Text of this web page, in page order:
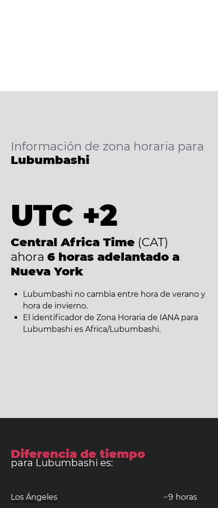
Información de zona horaria para
Lubumbashi
UTC +2
Central Africa Time (CAT)
ahora 6 horas adelantado a
Nueva York
Lubumbashi no cambia entre hora de verano y
hora de invierno.
El identificador de Zona Horaria de IANA para
Lubumbashi es Africa/Lubumbashi.
Diferencia de tiempo
para Lubumbashi es:
Los Ángeles −9 horas